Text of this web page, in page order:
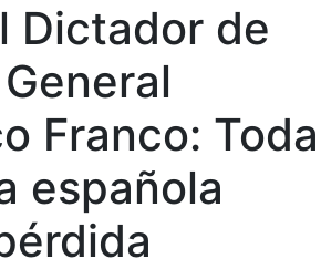
Dictador de
Franco: Toda
española